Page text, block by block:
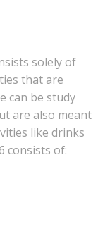
solely of
that are
can be study
are also meant
like drinks
consists of: